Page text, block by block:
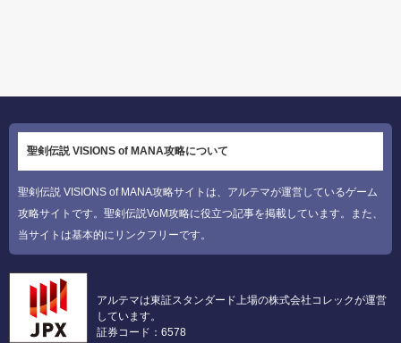
聖剣伝説 VISIONS of MANA攻略について
聖剣伝説 VISIONS of MANA攻略サイトは、アルテマが運営しているゲーム
攻略サイトです。聖剣伝説VoM攻略に役立つ記事を掲載しています。また、
当サイトは基本的にリンクフリーです。
アルテマは東証スタンダード上場の株式会社コレックが運営
しています。
証券コード：6578